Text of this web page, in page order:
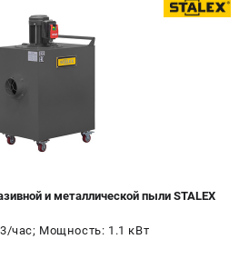
564-50-74
на сайте не является публичной
офертой.
Фермы, 29АЛ
8 (812) 564-50-74
пт - с 9:00 до 18:00
- с 10:00 до 16:00
и металлической пыли STALEX
час; Мощность: 1.1 кВт